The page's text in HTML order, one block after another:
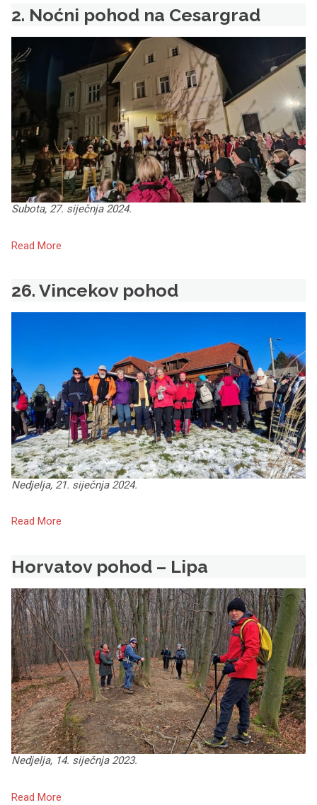
2. Noćni pohod na Cesargrad
Subota, 27. siječnja 2024.
Read More
26. Vincekov pohod
Nedjelja, 21. siječnja 2024.
Read More
Horvatov pohod – Lipa
Nedjelja, 14. siječnja 2023.
Read More